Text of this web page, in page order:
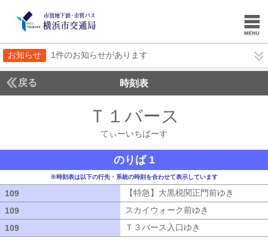
お知らせ 1件のお知らせがあります
戻る 時刻表
Ｔ１バース
てぃーいちばーす
のりば 1
※時刻表は以下の行先・系統の時刻を合わせて表示しています
109 【特急】大黒税関正門前ゆき
109
スカイウォーク前ゆき
109
Ｔ３バース入口ゆき